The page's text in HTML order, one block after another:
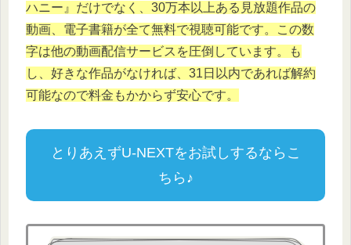
ハニー』だけでなく、30万本以上ある見放題作品の
動画、電子書籍が全て無料で視聴可能です。この数
字は他の動画配信サービスを圧倒しています。も
し、好きな作品がなければ、31日以内であれば解約
可能なので料金もかからず安心です。
とりあえずU-NEXTをお試しするならこ
ちら♪